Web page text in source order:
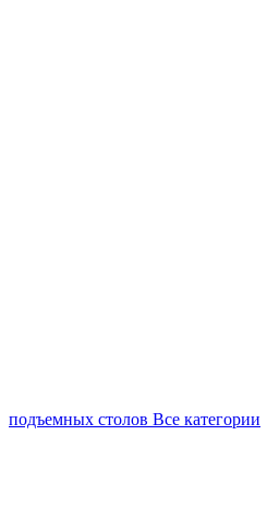
подъемных столов Все категории